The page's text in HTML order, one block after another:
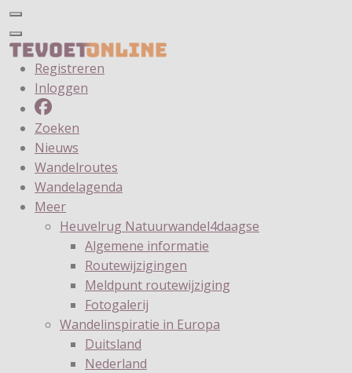
Registreren
Inloggen
Zoeken
Nieuws
Wandelroutes
Wandelagenda
Meer
Heuvelrug Natuurwandel4daagse
Algemene informatie
Routewijzigingen
Meldpunt routewijziging
Fotogalerij
Wandelinspiratie in Europa
Duitsland
Nederland